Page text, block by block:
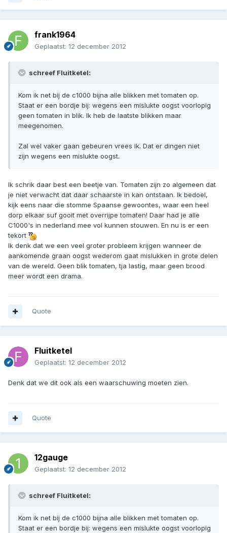
frank1964
Geplaatst: 12 december 2012
schreef Fluitketel:
Kom ik net bij de c1000 bijna alle blikken met tomaten op.
Staat er een bordje bij: wegens een mislukte oogst voorlopig
geen tomaten in blik. Ik heb de laatste blikken maar
meegenomen.
Zal wel vaker gaan gebeuren vrees ik. Dat er dingen niet
zijn wegens een mislukte oogst.
Ik schrik daar best een beetje van. Tomaten zijn zo algemeen dat
je niet verwacht dat daar schaarste in kan ontstaan. Ik bedoel,
kijk eens naar die stomme Spaanse gewoontes, waar een heel
dorp elkaar suf gooit met overrijpe tomaten! Daar had je alle
C1000's in nederland mee vol kunnen stouwen. En nu is er een
tekort
Ik denk dat we een veel groter probleem krijgen wanneer de
aankomende graan oogst wederom gaat mislukken in grote delen
van de wereld. Geen blik tomaten, tja lastig, maar geen brood
meer wordt een drama.
Quote
Fluitketel
Geplaatst: 12 december 2012
Denk dat we dit ook als een waarschuwing moeten zien.
Quote
12gauge
Geplaatst: 12 december 2012
schreef Fluitketel:
Kom ik net bij de c1000 bijna alle blikken met tomaten op.
Staat er een bordje bij: wegens een mislukte oogst voorlopig